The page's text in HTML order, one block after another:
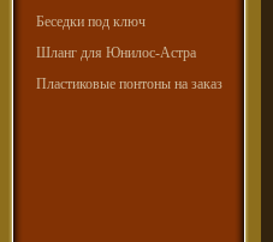
Беседки под ключ
Шланг для Юнилос-Астра
Пластиковые понтоны на заказ